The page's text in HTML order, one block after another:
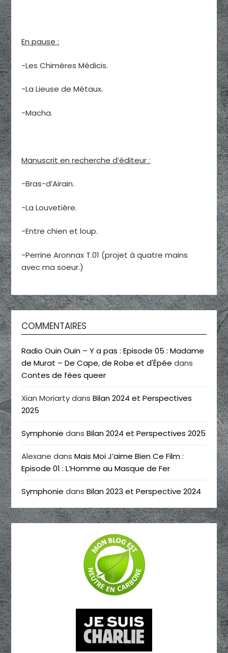
En pause :
-Les Chimères Médicis.
-La Lieuse de Métaux.
-Macha.
Manuscrit en recherche d’éditeur :
-Bras-d’Airain.
-La Louvetière.
-Entre chien et loup.
-Perrine Aronnax T.01 (projet à quatre mains
avec ma soeur.)
COMMENTAIRES
Radio Ouin Ouin – Y a pas : Episode 05 : Madame
de Murat – De Cape, de Robe et d'Épée dans
Contes de fées queer
Xian MoriartydansBilan 2024 et Perspectives
2025
Symphonie dansBilan 2024 et Perspectives 2025
Alexane dansMais Moi J’aime Bien Ce Film :
Episode 01 : L’Homme au Masque de Fer
Symphonie dansBilan 2023 et Perspective 2024